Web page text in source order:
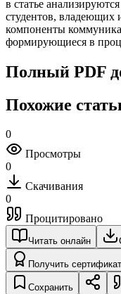
в статье
студентов, владеющих
компоненты
формирующиеся в
Полный PDF
Похожие
0
Просмотры
0
Скачивания
0
Процитировано
Читать онлайн
Получить сертификат
Сохранить